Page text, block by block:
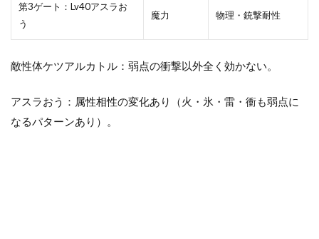
第3ゲート：Lv40アスラお
う
魔力 物理・銃撃耐性
敵性体ケツアルカトル：弱点の衝撃以外全く効かない。
アスラおう：属性相性の変化あり（火・氷・雷・衝も弱点に
なるパターンあり）。